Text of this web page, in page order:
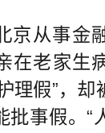
从事金
在老家生
理假”，却
事假。“